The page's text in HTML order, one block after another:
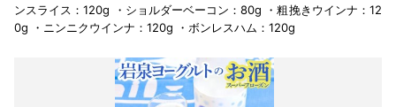
ンスライス：120g ・ショルダーベーコン：80g ・粗挽きウインナ：12
0g ・ニンニクウインナ：120g ・ボンレスハム：120g